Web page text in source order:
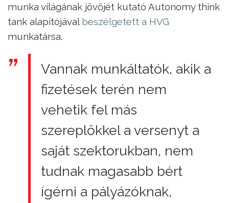
munka világának jövőjét kutató Autonomy think
tank alapítójával beszélgetett a HVG
munkatársa.
Vannak munkáltatók, akik a
fizetések terén nem
vehetik fel más
szereplőkkel a versenyt a
saját szektorukban, nem
tudnak magasabb bért
ígérni a pályázóknak,